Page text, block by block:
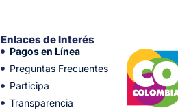
Enlaces de Interés
Pagos en Línea
Preguntas Frecuentes
Participa
Transparencia